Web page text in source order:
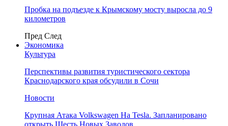
Пробка на подъезде к Крымскому мосту выросла до 9
километров
Пред След
Экономика
Культура
Перспективы развития туристического сектора
Краснодарского края обсудили в Сочи
Новости
Крупная Атака Volkswagen На Tesla. Запланировано
открыть Шесть Новых Заводов